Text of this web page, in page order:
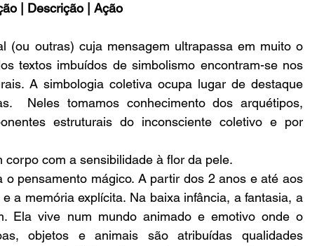
| Descrição | Ação
(ou outras) cuja mensagem ultrapassa em muito o
textos imbuídos de simbolismo encontram-se nos
A simbologia coletiva ocupa lugar de destaque
Neles tomamos conhecimento dos arquétipos,
estruturais do inconsciente coletivo e por
com a sensibilidade à flor da pele.
pensamento mágico. A partir dos 2 anos e até aos
a memória explícita. Na baixa infância, a fantasia, a
Ela vive num mundo animado e emotivo onde o
objetos e animais são atribuídas qualidades